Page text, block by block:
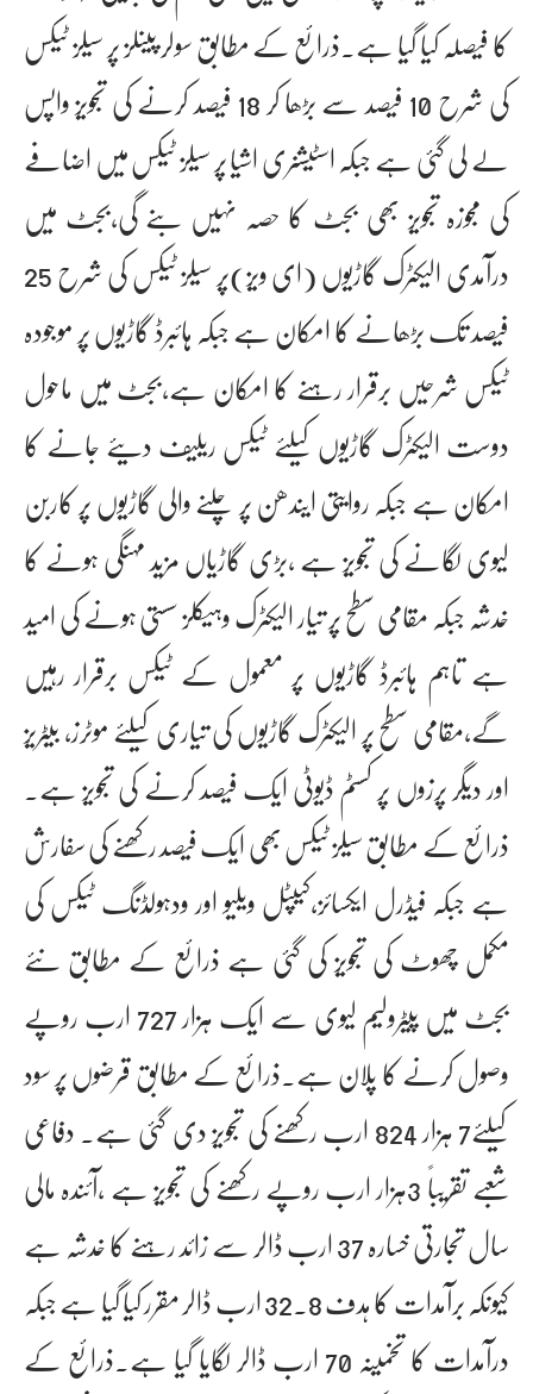
کا فیصلہ کیا گیا ہے۔ذرائع کے مطابق سولر پینلز پر سیلز ٹیکس
کی شرح 10 فیصد سے بڑھا کر 18 فیصد کرنے کی تجویز واپس
لے لی گئی ہے جبکہ اسٹیشنری اشیا پر سیلز ٹیکس میں اضافے
کی مجوزہ تجویز بھی بجٹ کا حصہ نہیں بنے گی،بجٹ میں
درآمدی الیکٹرک گاڑیوں (ای ویز)پر سیلز ٹیکس کی شرح 25
فیصد تک بڑھانے کا امکان ہے جبکہ ہائبرڈ گاڑیوں پر موجودہ
ٹیکس شرحیں برقرار رہنے کا امکان ہے،بجٹ میں ماحول
دوست الیکٹرک گاڑیوں کیلئے ٹیکس ریلیف دیئے جانے کا
امکان ہے جبکہ روایتی ایندھن پر چلنے والی گاڑیوں پر کاربن
لیوی لگانے کی تجویز ہے ،بڑی گاڑیاں مزید مہنگی ہونے کا
خدشہ جبکہ مقامی سطح پر تیار الیکٹرک وہیکلز سستی ہونے کی امید
ہے تاہم ہائبرڈ گاڑیوں پر معمول کے ٹیکس برقرار رہیں
گے،مقامی سطح پر الیکٹرک گاڑیوں کی تیاری کیلئے موٹرز، بیٹریز
اور دیگر پرزوں پر کسٹم ڈیوٹی ایک فیصد کرنے کی تجویز ہے۔
ذرائع کے مطابق سیلز ٹیکس بھی ایک فیصد رکھنے کی سفارش
ہے جبکہ فیڈرل ایکسائز،کیپٹل ویلیو اور ودہولڈنگ ٹیکس کی
مکمل چھوٹ کی تجویز کی گئی ہے ذرائع کے مطابق نئے
بجٹ میں پیٹرولیم لیوی سے ایک ہزار 727 ارب روپے
وصول کرنے کا پلان ہے۔ذرائع کے مطابق قرضوں پر سود
کیلئے7 ہزار 824 ارب رکھنے کی تجویز دی گئی ہے۔ دفاعی
شعبے تقریباً 3ہزار ارب روپے رکھنے کی تجویز ہے ،آئندہ مالی
سال تجارتی خسارہ 37 ارب ڈالر سے زائد رہنے کا خدشہ ہے
کیونکہ برآمدات کا ہدف 32.8 ارب ڈالر مقرر کیا گیا ہے جبکہ
درآمدات کا تخمینہ 70 ارب ڈالر لگایا گیا ہے۔ذرائع کے